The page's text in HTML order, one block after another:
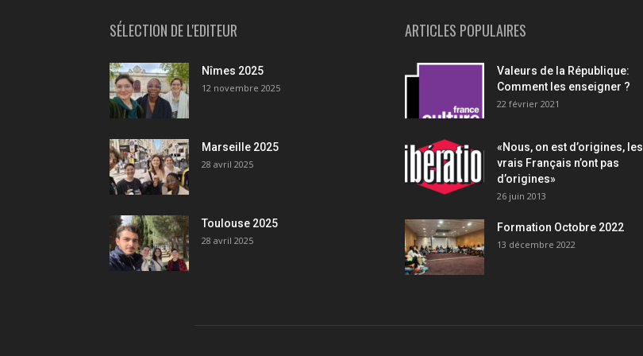
SÉLECTION DE L'EDITEUR
Nîmes 2025
12 novembre 2025
Marseille 2025
28 avril 2025
Toulouse 2025
28 avril 2025
ARTICLES POPULAIRES
Valeurs de la République:
Comment les enseigner ?
22 février 2021
«Nous, on est d’origines, les
vrais Français n’ont pas
d’origines»
26 juin 2013
Formation Octobre 2022
13 décembre 2022